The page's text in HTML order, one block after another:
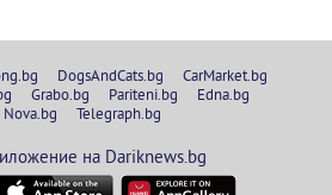
DogsAndCats.bg
CarMarket.bg
Grabo.bg Pariteni.bg
Edna.bg
Nova.bg Telegraph.bg
на Dariknews.bg